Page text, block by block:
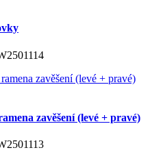
zavěšení (levé + pravé)